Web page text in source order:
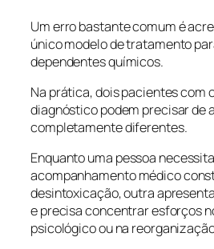
Um erro bastante comum é
único modelo de tratamento
dependentes químicos.
Na prática, dois pacientes com
diagnóstico podem precisar de
completamente diferentes.
Enquanto uma pessoa
acompanhamento médico
desintoxicação, outra
e precisa concentrar esforços
psicológico ou na